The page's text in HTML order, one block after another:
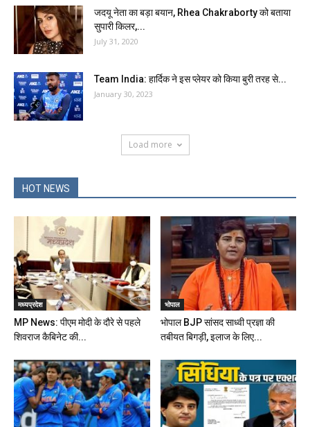
जदयू नेता का बड़ा बयान, Rhea Chakraborty को बताया
सुपारी किलर,...
July 31, 2020
Team India: हार्दिक ने इस प्लेयर को किया बुरी तरह से...
January 30, 2023
Load more
HOT NEWS
मध्यप्रदेश
MP News: पीएम मोदी के दौरे से पहले
शिवराज कैबिनेट की...
भोपाल
भोपाल BJP सांसद साध्वी प्रज्ञा की
तबीयत बिगड़ी, इलाज के लिए...